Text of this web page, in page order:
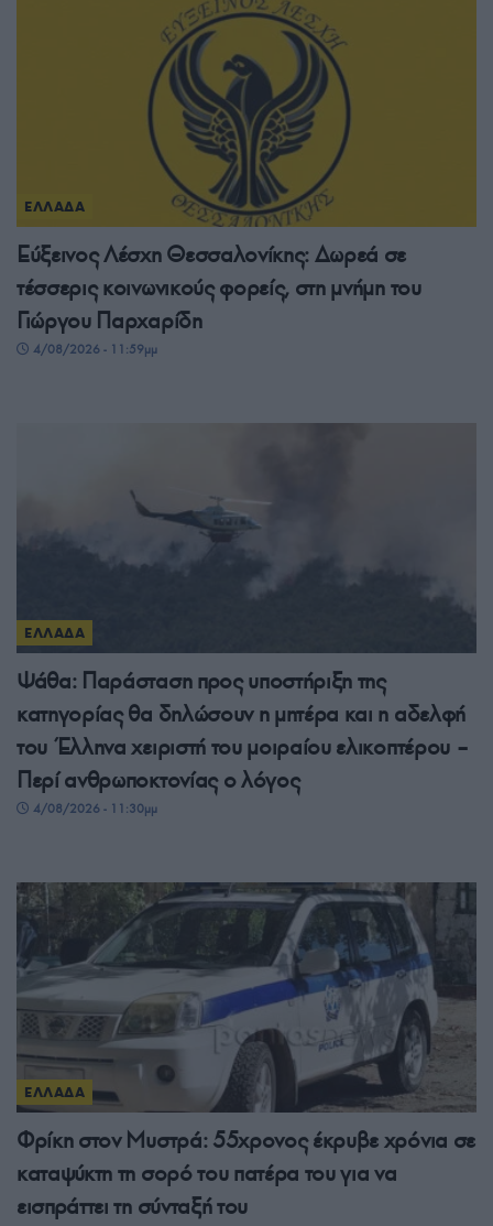
ΕΛΛΑΔΑ
Εύξεινος Λέσχη Θεσσαλονίκης: Δωρεά σε
τέσσερις κοινωνικούς φορείς, στη μνήμη του
Γιώργου Παρχαρίδη
4/08/2026 - 11:59μμ
ΕΛΛΑΔΑ
Ψάθα: Παράσταση προς υποστήριξη της
κατηγορίας θα δηλώσουν η μητέρα και η αδελφή
του Έλληνα χειριστή του μοιραίου ελικοπτέρου –
Περί ανθρωποκτονίας ο λόγος
4/08/2026 - 11:30μμ
ΕΛΛΑΔΑ
Φρίκη στον Μυστρά: 55χρονος έκρυβε χρόνια σε
καταψύκτη τη σορό του πατέρα του για να
εισπράττει τη σύνταξή του